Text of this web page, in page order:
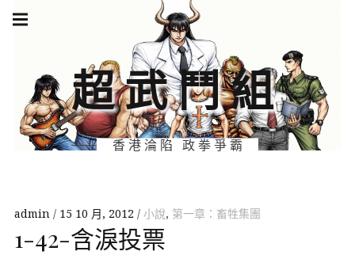
Skip
超武鬥組
香港淪陷 政拳爭霸
navigation
admin 15 10 月, 2012 小說, 第一章：畜牲集團
1-42-含淚投票